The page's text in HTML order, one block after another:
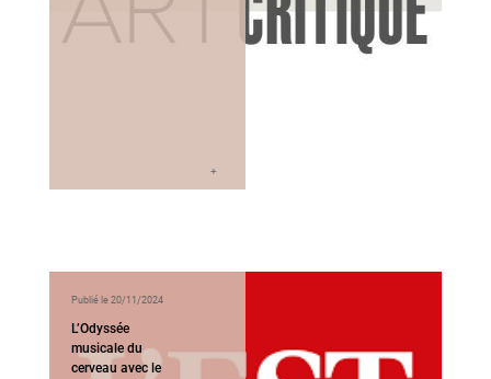
Publié le 20/11/2024
L’Odyssée
musicale du
cerveau avec le